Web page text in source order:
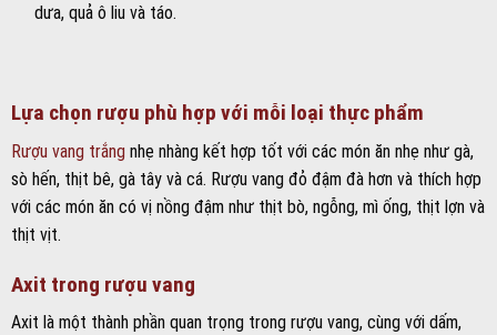
dưa, quả ô liu và táo.
Lựa chọn rượu phù hợp với mỗi loại thực phẩm
Rượu vang trắng nhẹ nhàng kết hợp tốt với các món ăn nhẹ như gà,
sò hến, thịt bê, gà tây và cá. Rượu vang đỏ đậm đà hơn và thích hợp
với các món ăn có vị nồng đậm như thịt bò, ngỗng, mì ống, thịt lợn và
thịt vịt.
Axit trong rượu vang
Axit là một thành phần quan trọng trong rượu vang, cùng với dấm,